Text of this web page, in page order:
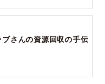
ブさんの資源回収の手伝